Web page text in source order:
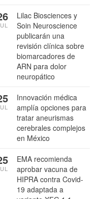
Lilac Biosciences y
Soin Neuroscience
publicarán una
revisión clínica sobre
biomarcadores de
ARN para dolor
neuropático
Innovación médica
amplía opciones para
tratar aneurismas
cerebrales complejos
en México
EMA recomienda
aprobar vacuna de
HIPRA contra Covid-
19 adaptada a